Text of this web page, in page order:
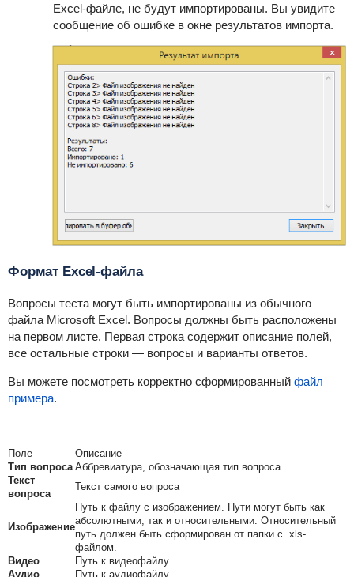
Excel-файле, не будут импортированы. Вы увидите
сообщение об ошибке в окне результатов импорта.
Формат Excel-файла
Вопросы теста могут быть импортированы из обычного
файла Microsoft Excel. Вопросы должны быть расположены
на первом листе. Первая строка содержит описание полей,
все остальные строки — вопросы и варианты ответов.
Вы можете посмотреть корректно сформированный файл
примера.
Поле
Описание
Тип вопроса Аббревиатура, обозначающая тип вопроса.
Текст
вопроса
Текст самого вопроса
Изображение
Путь к файлу с изображением. Пути могут быть как
абсолютными, так и относительными. Относительный
путь должен быть сформирован от папки с .xls-
файлом.
Видео
Путь к видеофайлу.
Аудио
Путь к аудиофайлу.